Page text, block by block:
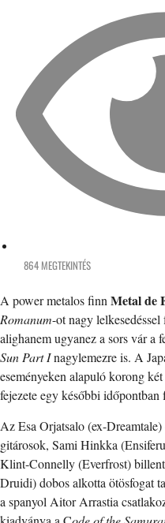
864 MEGTEKINTÉS
A power metalos finn Metal de
Romanum-ot nagy
alighanem ugyanez a sors vár a
Sun Part Inagylemezre is. A
eseményeken alapuló korong
fejezete egy későbbi időpontban
Az Esa Orjatsalo (ex-
gitárosok, Sami Hinkka
Klint-Connelly (Everfrost)
Druidi) dobos alkotta ötösfogat
a spanyol Aitor Arrastia